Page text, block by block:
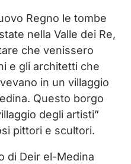
Regno le tombe
nella Valle dei Re,
che venissero
e gli architetti che
in un villaggio
Questo borgo
degli artisti”
pittori e scultori.
di Deir el-Medina